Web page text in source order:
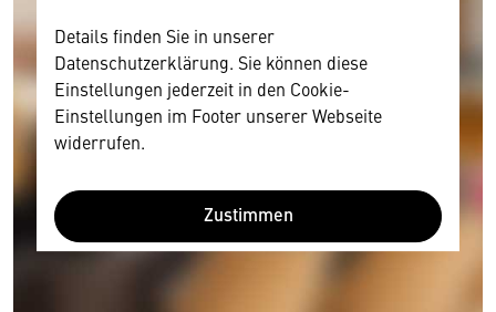
Details finden Sie in unserer
Datenschutzerklärung. Sie können diese
Einstellungen jederzeit in den Cookie-
Einstellungen im Footer unserer Webseite
widerrufen.
Zustimmen